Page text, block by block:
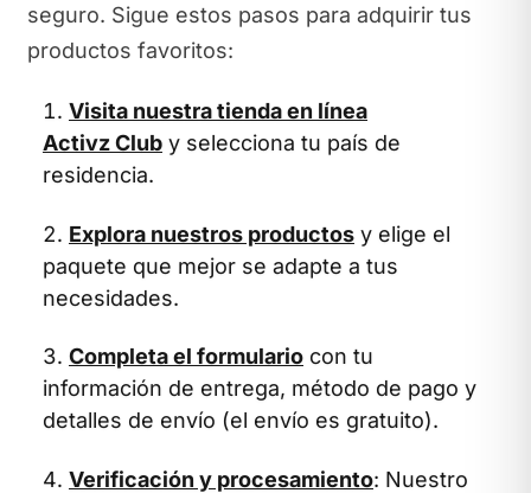
seguro. Sigue estos pasos para adquirir tus
productos favoritos:
Visita nuestra tienda en línea
Activz Club y selecciona tu país de
residencia.
Explora nuestros productos y elige el
paquete que mejor se adapte a tus
necesidades.
Completa el formulario con tu
información de entrega, método de pago y
detalles de envío (el envío es gratuito).
Verificación y procesamiento: Nuestro